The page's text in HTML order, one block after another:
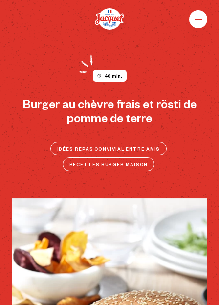
Skip
content
Pains
Jacquet
Champs
libres
au
plaisir
Menu
40 min.
Burger au chèvre frais et rösti de
pomme de terre
IDÉES REPAS CONVIVIAL ENTRE AMIS
RECETTES BURGER MAISON